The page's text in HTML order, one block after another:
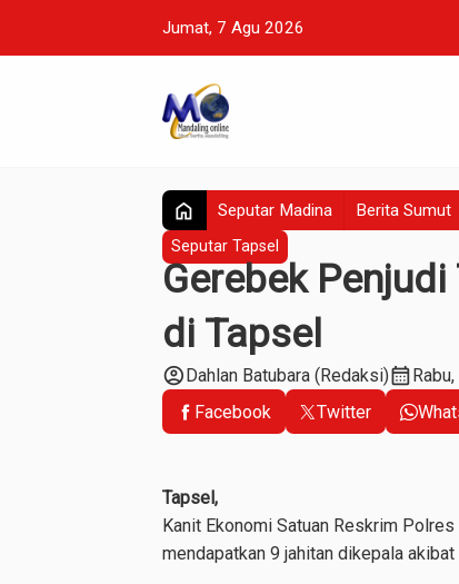
Jumat, 7 Agu 2026
home Seputar Madina Berita Sumut
Seputar Tapsel
Gerebek
di Tapsel
account_circleDahlan Batubara (Redaksi)calendar_month
Facebook
Twitter
Tapsel,
Kanit Ekonomi Satuan Reskrim
mendapatkan 9 jahitan dikepala